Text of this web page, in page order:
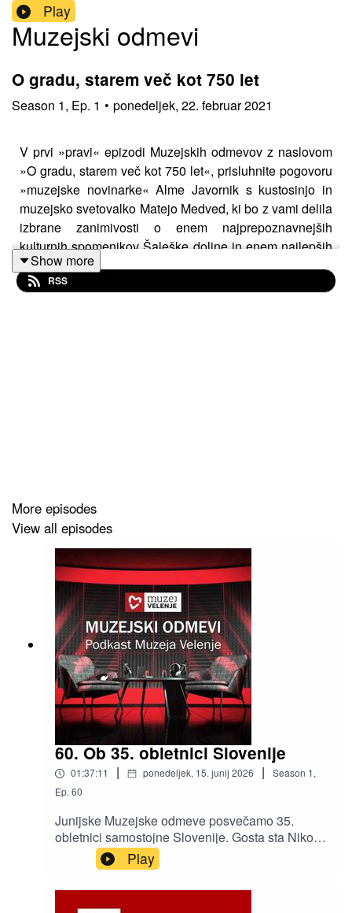
Play
Muzejski odmevi
O gradu, starem več kot 750 let
Season 1, Ep. 1 • ponedeljek, 22. februar 2021
V prvi »pravi« epizodi Muzejskih odmevov z naslovom
»O gradu, starem več kot 750 let«, prisluhnite pogovoru
»muzejske novinarke« Alme Javornik s kustosinjo in
muzejsko svetovalko Matejo Medved, ki bo z vami delila
izbrane zanimivosti o enem najprepoznavnejših
kulturnih spomenikov Šaleške doline in enem najlepših
slovenskih gradov.
Show more
RSS
More episodes
View all episodes
60. Ob 35. obletnici Slovenije
01:37:11 | ponedeljek, 15. junij 2026 | Season 1,
Ep. 60
Junijske Muzejske odmeve posvečamo 35.
obletnici samostojne Slovenije. Gosta sta Niko
Purnat in Angelca Brunet, po domače Žoharjeva
Play